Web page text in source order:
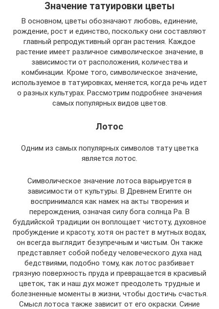
Значение татуировки цветы
В основном, цветы обозначают любовь, единение,
рождение, рост и единство, поскольку они составляют
главный репродуктивный орган растения. Каждое
растение имеет различное символическое значение, в
зависимости от расположения, количества и
комбинации. Кроме того, символическое значение,
используемое в татуировках, меняется, когда речь идет
о разных культурах. Рассмотрим подробнее значения
самых популярных видов цветов.
Лотос
Одним из самых популярных символов тату цветка
является лотос.
Символическое значение лотоса варьируется в
зависимости от культуры. В Древнем Египте он
воспринимался как намек на акты творения и
перерождения, означая силу бога солнца Ра. В
буддийской традиции он воплощает чистоту, духовное
пробуждение и красоту, хотя он растет в мутных водах,
он всегда выглядит безупречным и чистым. Он также
представляет собой победу человеческого духа над
бедствиями, подобно тому, как лотос разбивает
грязную поверхность пруда и превращается в красивый
цветок, так и наш дух может преодолеть трудные и
болезненные моменты в жизни, чтобы достичь счастья.
Смысл лотоса также зависит от его окраски. Синие